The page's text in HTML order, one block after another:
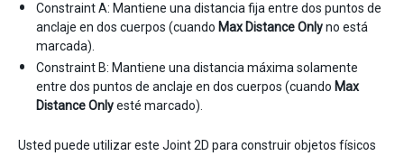
Constraint A: Mantiene una distancia fija entre dos puntos de
anclaje en dos cuerpos (cuando Max Distance Onlyno está
marcada).
Constraint B: Mantiene una distancia máxima solamente
entre dos puntos de anclaje en dos cuerpos (cuando Max
Distance Onlyesté marcado).
Usted puede utilizar este Joint 2D para construir objetos físicos